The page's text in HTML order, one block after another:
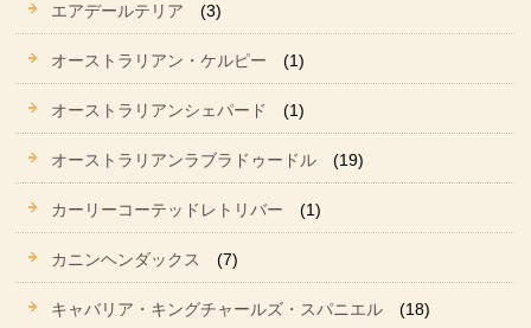
エアデールテリア (3)
オーストラリアン・ケルピー (1)
オーストラリアンシェパード (1)
オーストラリアンラブラドゥードル (19)
カーリーコーテッドレトリバー (1)
カニンヘンダックス (7)
キャバリア・キングチャールズ・スパニエル (18)